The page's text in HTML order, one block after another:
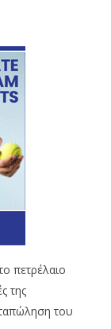
πετρέλαιο
της
του